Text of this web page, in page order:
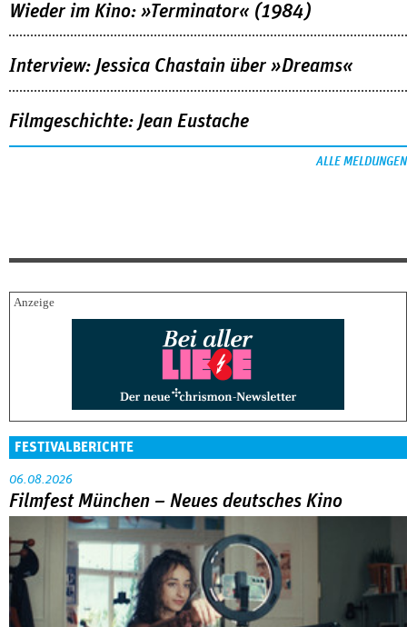
Wieder im Kino: »Terminator« (1984)
Interview: Jessica Chastain über »Dreams«
Filmgeschichte: Jean Eustache
ALLE MELDUNGEN
FESTIVALBERICHTE
06.08.2026
Filmfest München – Neues deutsches Kino